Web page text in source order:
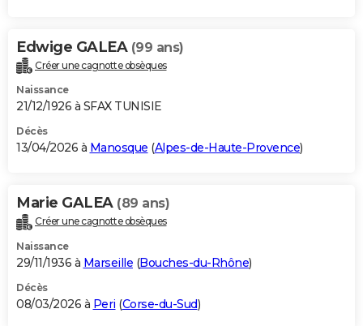
Edwige GALEA (99 ans)
Créer une cagnotte obsèques
Naissance
21/12/1926 à SFAX TUNISIE
Décès
13/04/2026 à Manosque (Alpes-de-Haute-Provence)
Marie GALEA (89 ans)
Créer une cagnotte obsèques
Naissance
29/11/1936 à Marseille (Bouches-du-Rhône)
Décès
08/03/2026 à Peri (Corse-du-Sud)